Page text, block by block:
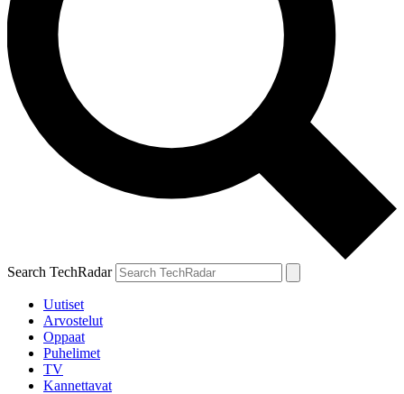
Search TechRadar
Uutiset
Arvostelut
Oppaat
Puhelimet
TV
Kannettavat